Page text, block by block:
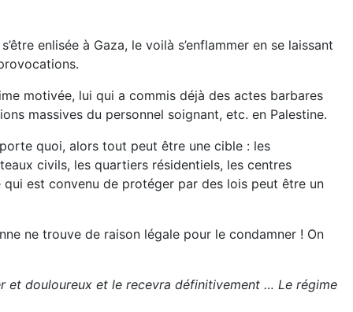
enlisée à Gaza, le voilà s’enflammer en se laissant
motivée, lui qui a commis déjà des actes barbares
massives du personnel soignant, etc. en Palestine.
quoi, alors tout peut être une cible : les
civils, les quartiers résidentiels, les centres
qui est convenu de protéger par des lois peut être un
ne trouve de raison légale pour le condamner ! On
et douloureux et le recevra définitivement … Le régime